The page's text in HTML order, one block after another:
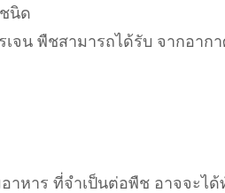
นิด
จน พืชสามารถได้รับ จากอาก
าหาร ที่จำเป็นต่อพืช อาจจะไ